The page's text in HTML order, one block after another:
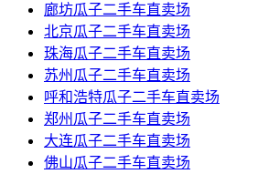
廊坊瓜子二手车直卖场
北京瓜子二手车直卖场
珠海瓜子二手车直卖场
苏州瓜子二手车直卖场
呼和浩特瓜子二手车直卖场
郑州瓜子二手车直卖场
大连瓜子二手车直卖场
佛山瓜子二手车直卖场